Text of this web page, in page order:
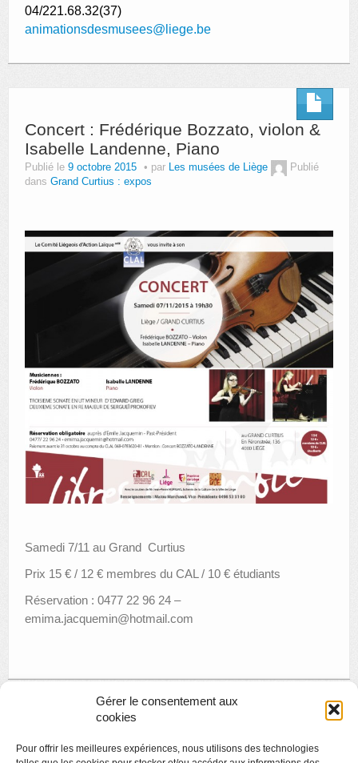
Gérer le consentement aux
cookies
Pour offrir les meilleures expériences, nous utilisons des technologies
04/221.68.32(37)
animationsdesmusees@liege.be
Concert : Frédérique Bozzato, violon &
Isabelle Landenne, Piano
Publié le 9 octobre 2015 par Les musées de Liège
Publié
dans Grand Curtius : expos
Samedi 7/11 au Grand Curtius
Prix 15 € / 12 € membres du CAL / 10 € étudiants
Réservation : 0477 22 96 24 –
emima.jacquemin@hotmail.com
« Page précédente